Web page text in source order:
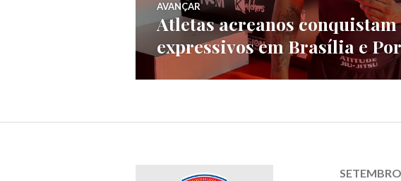
AVANÇAR
Atletas acreanos
expressivos em Brasília e